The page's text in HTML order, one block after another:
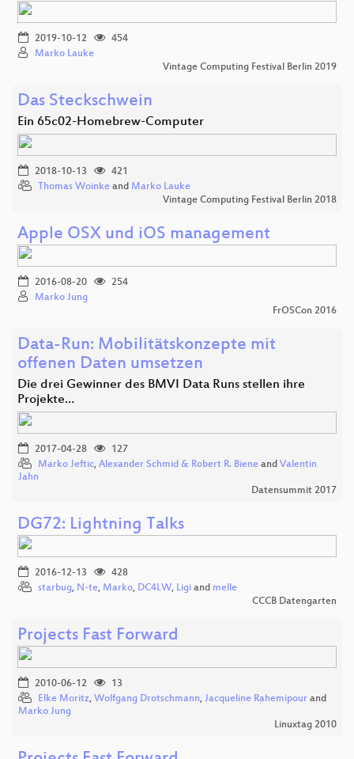
2019-10-12
454
Marko Lauke
Vintage Computing Festival Berlin 2019
Das Steckschwein
Ein 65c02-Homebrew-Computer
2018-10-13
421
Thomas Woinke and Marko Lauke
Vintage Computing Festival Berlin 2018
Apple OSX und iOS management
2016-08-20
254
Marko Jung
FrOSCon 2016
Data-Run: Mobilitätskonzepte mit
offenen Daten umsetzen
Die drei Gewinner des BMVI Data Runs stellen ihre
Projekte…
2017-04-28
127
Marko Jeftic, Alexander Schmid & Robert R. Biene and Valentin
Jahn
Datensummit 2017
DG72: Lightning Talks
2016-12-13
428
starbug, N-te, Marko, DC4LW, Ligi and melle
CCCB Datengarten
Projects Fast Forward
2010-06-12
13
Elke Moritz, Wolfgang Drotschmann, Jacqueline Rahemipour and
Marko Jung
Linuxtag 2010